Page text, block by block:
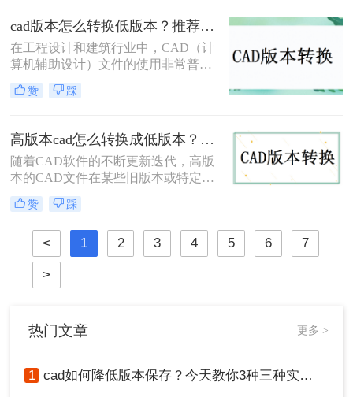
种常用的方法，帮助您轻松完成CAD
版本的转换。
cad版本怎么转换低版本？推荐这3种方法给大家！
在工程设计和建筑行业中，CAD（计
算机辅助设计）文件的使用非常普
遍。然而，由于不同项目和团队可能
使用不同版本的CAD软件，文件版本
怎么转换低版本呢？本文将详细介绍
三种将CAD文件版本转换为低版本的
方法。
赞 踩
高版本cad怎么转换成低版本？这三个转换方法非常简单！
随着CAD软件的不断更新迭代，高版
本的CAD文件在某些旧版本或特定需
求的场景下可能无法直接打开或编
辑。因此，将高版本CAD转换成低版
本成为了一个常见的需求。那么高版
本cad怎么转换成低版本呢？下面将详
细介绍几种将高版本CAD转换成低版
本的方法，供您参考。
赞 踩
< 1 2 3 4 5 6 7
>
热门文章 更多 >
1 cad如何降低版本保存？今天教你3种三种实用方法对比！